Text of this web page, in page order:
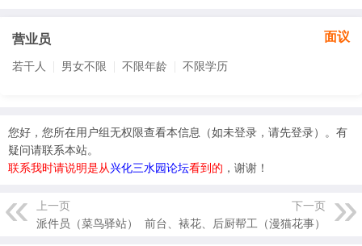
营业员
若干人 男女不限 不限年龄 不限学历
面议
您好，您所在用户组无权限查看本信息（如未登录，请先登录）。有
疑问请联系本站。
联系我时请说明是从兴化三水园论坛看到的 ，谢谢！
上一页
派件员（菜鸟驿站）
下一页
前台、裱花、后厨帮工（漫猫花事）